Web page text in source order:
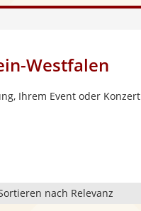
Westfalen
Ihrem Event oder Konzert